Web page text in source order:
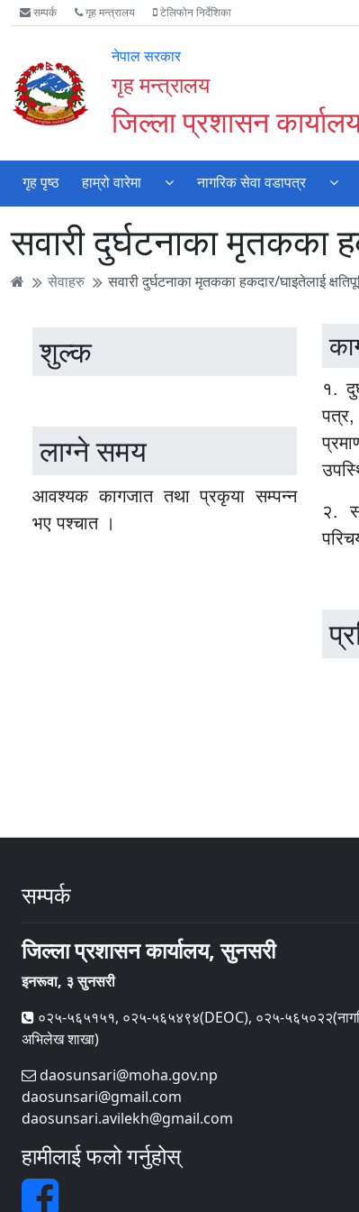
Accessibility
Mode
गर्नुहोस्
मुख्य
सामाग्री
मुख्य
नेभिगेसन
वेबसाइट
खोजमा
सम्पर्क गृह मन्त्रालय टेलिफोन निर्देशिका
नेपाल सरकार
गृह मन्त्रालय
जिल्ला प्रशासन
गृह पृष्ठ हाम्रो वारेमा नागरिक सेवा वडापत्र
सवारी दुर्घटनाका मृतकका
सेवाहरु सवारी दुर्घटनाका मृतकका हकदार/घाइतेलाई
शुल्क
लाग्ने समय
आवश्यक कागजात तथा प्रकृया सम्पन्न
भए पश्चात ।
१.
पत्र,
२.
सम्पर्क
जिल्ला प्रशासन कार्यालय, सुनसरी
इनरूवा, ३ सुनसरी
०२५-५६५१५१, ०२५-५६५४९४(DEOC), ०२५-
अभिलेख शाखा)
daosunsari@moha.gov.np
daosunsari@gmail.com
daosunsari.avilekh@gmail.com
हामीलाई फलो गर्नुहोस्